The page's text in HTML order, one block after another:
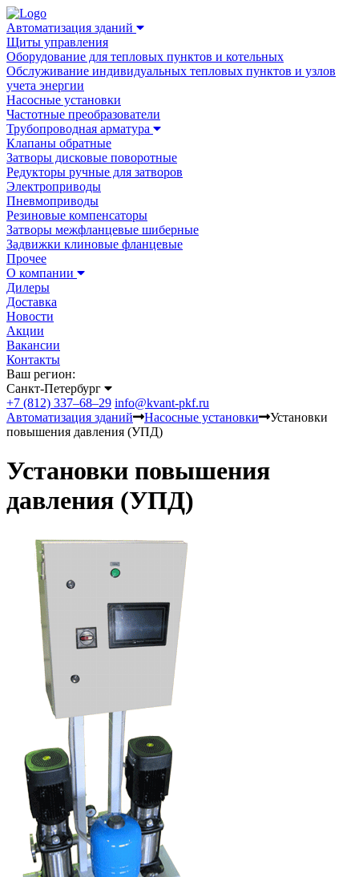
Автоматизация зданий
Щиты управления
Оборудование для тепловых пунктов и котельных
Обслуживание индивидуальных тепловых пунктов и узлов
учета энергии
Насосные установки
Частотные преобразователи
Трубопроводная арматура
Клапаны обратные
Затворы дисковые поворотные
Редукторы ручные для затворов
Электроприводы
Пневмоприводы
Резиновые компенсаторы
Затворы межфланцевые шиберные
Задвижки клиновые фланцевые
Прочее
О компании
Дилеры
Доставка
Новости
Акции
Вакансии
Контакты
Ваш регион:
Санкт-Петербург
+7 (812) 337–68–29 info@kvant-pkf.ru
Автоматизация зданий
Насосные установки
Установки
повышения давления (УПД)
Установки повышения
давления (УПД)